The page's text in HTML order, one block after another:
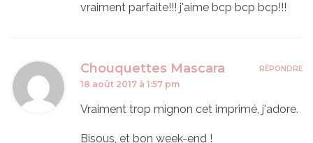
vraiment parfaite!!! j'aime bcp bcp bcp!!!
Chouquettes Mascara
18 août 2017 à 1:57 pm
Vraiment trop mignon cet imprimé, j'adore.
Bisous, et bon week-end !
RÉPONDRE